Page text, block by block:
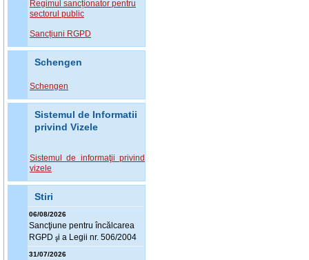
Regimul sancționator pentru
sectorul public
Sancțiuni RGPD
Schengen
Schengen
Sistemul de Informatii
privind Vizele
Sistemul de informaţii privind
vizele
Stiri
06/08/2026
Sancţiune pentru încălcarea
RGPD şi a Legii nr. 506/2004
31/07/2026